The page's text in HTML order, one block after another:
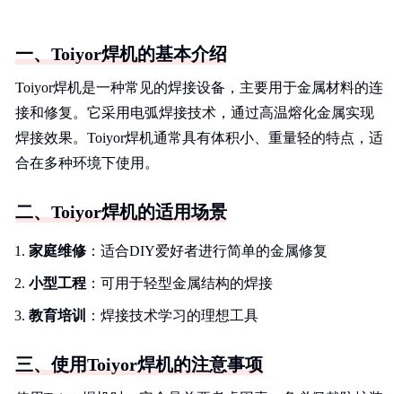
一、Toiyor焊机的基本介绍
Toiyor焊机是一种常见的焊接设备，主要用于金属材料的连
接和修复。它采用电弧焊接技术，通过高温熔化金属实现
焊接效果。Toiyor焊机通常具有体积小、重量轻的特点，适
合在多种环境下使用。
二、Toiyor焊机的适用场景
家庭维修 ：适合DIY爱好者进行简单的金属修复
小型工程 ：可用于轻型金属结构的焊接
教育培训 ：焊接技术学习的理想工具
三、使用Toiyor焊机的注意事项